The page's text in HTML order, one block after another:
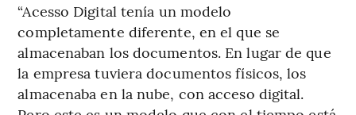
“Acesso Digital tenía un modelo
completamente diferente, en el que se
almacenaban los documentos. En lugar de que
la empresa tuviera documentos físicos, los
almacenaba en la nube, con acceso digital.